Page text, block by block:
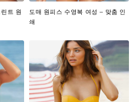
트 원
도매 원피스 수영복 여성 – 맞춤 인
쇄